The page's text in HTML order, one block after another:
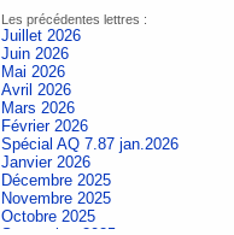
Les précédentes lettres :
Juillet 2026
Juin 2026
Mai 2026
Avril 2026
Mars 2026
Février 2026
Spécial AQ 7.87 jan.2026
Janvier 2026
Décembre 2025
Novembre 2025
Octobre 2025